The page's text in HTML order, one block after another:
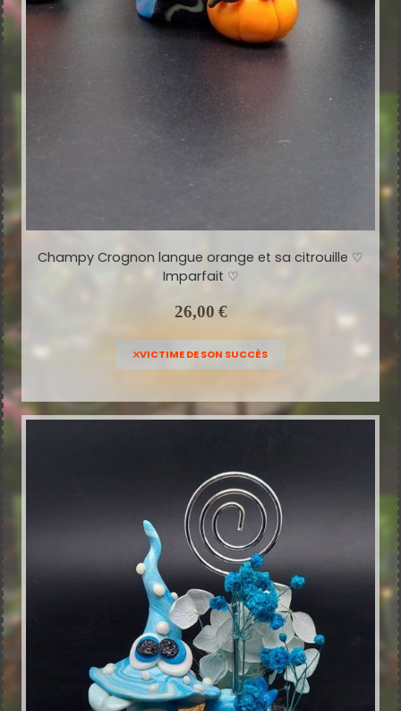
Champy Crognon langue orange et sa citrouille ♡
Imparfait ♡
26,00 €
VICTIME DE SON SUCCÈS